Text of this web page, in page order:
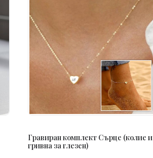
ПОРЪЧАЙ
Гравиран комплект Сърце (колие и
гривна за глезен)